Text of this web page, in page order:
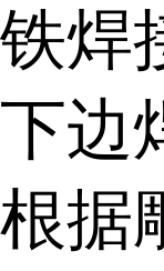
铁焊
下边
根据